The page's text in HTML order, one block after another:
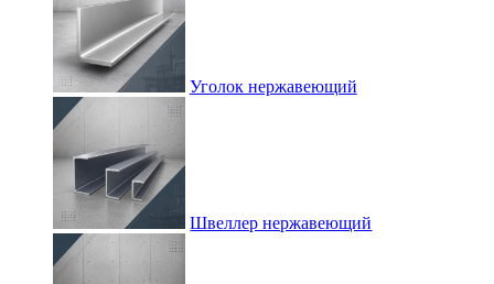
Уголок нержавеющий
Швеллер нержавеющий